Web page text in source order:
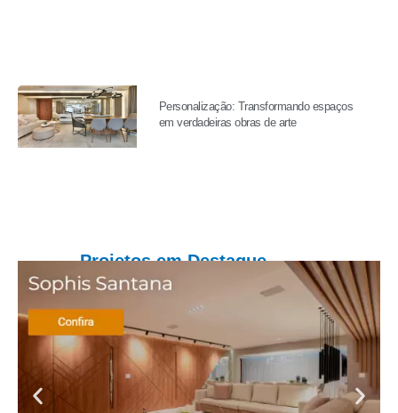
Personalização: Transformando espaços
em verdadeiras obras de arte
Projetos em Destaque